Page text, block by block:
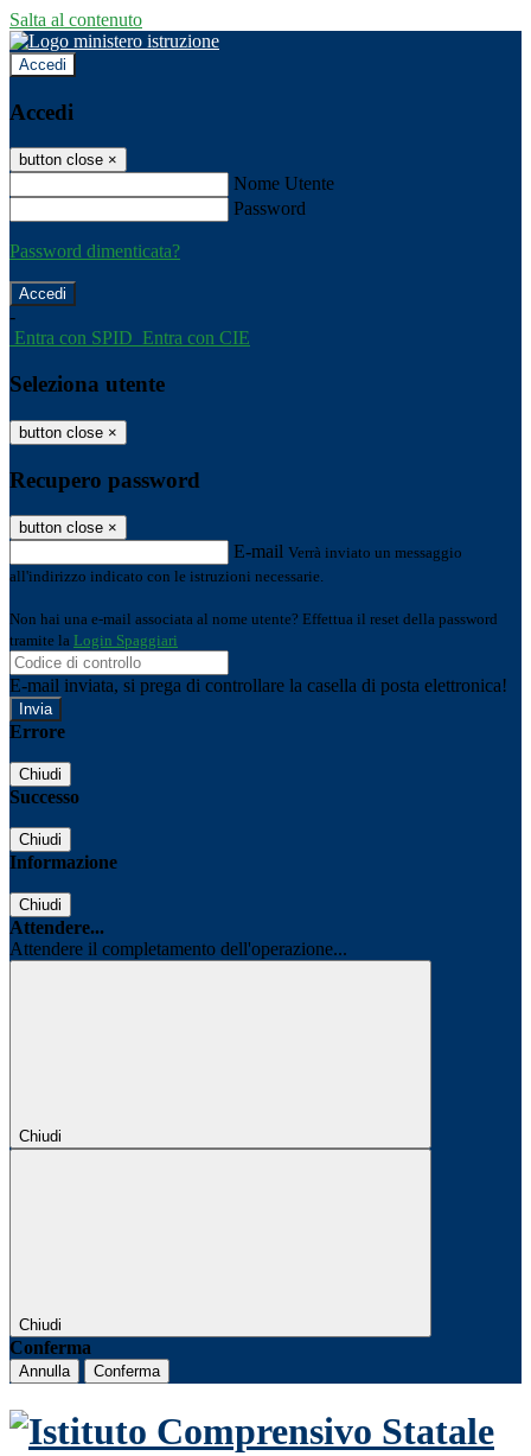
Salta al contenuto
Accedi
Accedi
button close ×
Nome Utente
Password
Password dimenticata?
-
Entra con SPID Entra con CIE
Seleziona utente
button close ×
Recupero password
button close ×
E-mail Verrà inviato un messaggio
all'indirizzo indicato con le istruzioni necessarie.
Non hai una e-mail associata al nome utente? Effettua il reset della password
tramite la Login Spaggiari
E-mail inviata, si prega di controllare la casella di posta elettronica!
Errore
Chiudi
Successo
Chiudi
Informazione
Chiudi
Attendere...
Attendere il completamento dell'operazione...
Chiudi
Chiudi
Conferma
Annulla Conferma